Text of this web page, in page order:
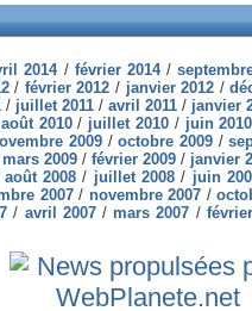
2014/ février 2014/
/ février 2012 / janvier 2012 /
/ juillet 2011 / avril 2011 / janvier
août 2010/ juillet 2010/ juin 2010
2009/octobre 2009 /
mars 2009 / février 2009 / janvier
août 2008 / juillet 2008 / juin
2007/ novembre 2007 /
/ avril 2007/mars 2007 /